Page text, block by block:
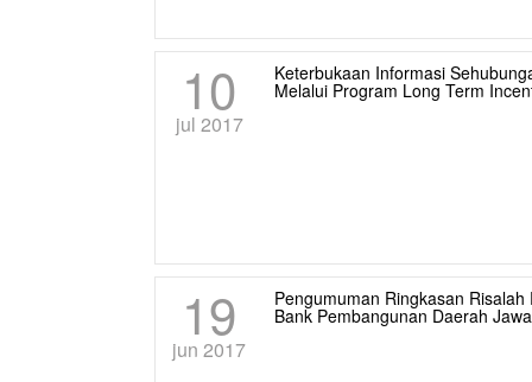
10
jul 2017
Keterbukaan Informasi
Melalui Program Long Term
19
jun 2017
Pengumuman Ringkasan
Bank Pembangunan Daerah